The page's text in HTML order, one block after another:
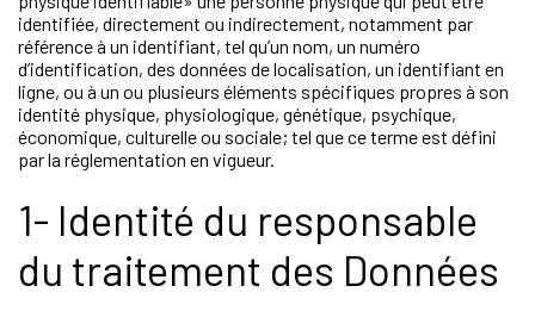
identifiée, directement ou indirectement, notamment par
référence à un identifiant, tel qu’un nom, un numéro
d’identification, des données de localisation, un identifiant en
ligne, ou à un ou plusieurs éléments spécifiques propres à son
identité physique, physiologique, génétique, psychique,
économique, culturelle ou sociale; tel que ce terme est défini
par la réglementation en vigueur.
1- Identité du responsable
du traitement des Données